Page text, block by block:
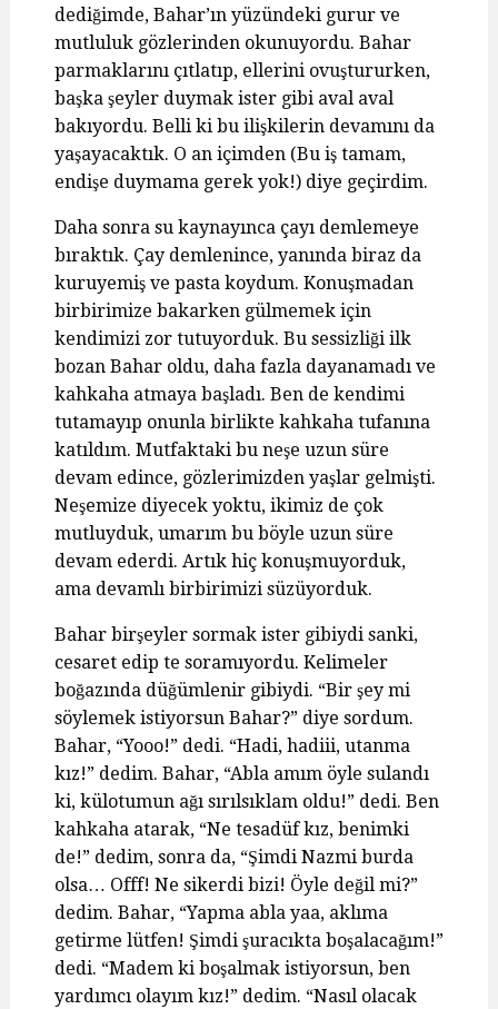
dediğimde, Bahar’ın yüzündeki gurur ve
mutluluk gözlerinden okunuyordu. Bahar
parmaklarını çıtlatıp, ellerini ovuştururken,
başka şeyler duymak ister gibi aval aval
bakıyordu. Belli ki bu ilişkilerin devamını da
yaşayacaktık. O an içimden (Bu iş tamam,
endişe duymama gerek yok!) diye geçirdim.
Daha sonra su kaynayınca çayı demlemeye
bıraktık. Çay demlenince, yanında biraz da
kuruyemiş ve pasta koydum. Konuşmadan
birbirimize bakarken gülmemek için
kendimizi zor tutuyorduk. Bu sessizliği ilk
bozan Bahar oldu, daha fazla dayanamadı ve
kahkaha atmaya başladı. Ben de kendimi
tutamayıp onunla birlikte kahkaha tufanına
katıldım. Mutfaktaki bu neşe uzun süre
devam edince, gözlerimizden yaşlar gelmişti.
Neşemize diyecek yoktu, ikimiz de çok
mutluyduk, umarım bu böyle uzun süre
devam ederdi. Artık hiç konuşmuyorduk,
ama devamlı birbirimizi süzüyorduk.
Bahar birşeyler sormak ister gibiydi sanki,
cesaret edip te soramıyordu. Kelimeler
boğazında düğümlenir gibiydi. “Bir şey mi
söylemek istiyorsun Bahar?” diye sordum.
Bahar, “Yooo!” dedi. “Hadi, hadiii, utanma
kız!” dedim. Bahar, “Abla amım öyle sulandı
ki, külotumun ağı sırılsıklam oldu!” dedi. Ben
kahkaha atarak, “Ne tesadüf kız, benimki
de!” dedim, sonra da, “Şimdi Nazmi burda
olsa… Offf! Ne sikerdi bizi! Öyle değil mi?”
dedim. Bahar, “Yapma abla yaa, aklıma
getirme lütfen! Şimdi şuracıkta boşalacağım!”
dedi. “Madem ki boşalmak istiyorsun, ben
yardımcı olayım kız!” dedim. “Nasıl olacak